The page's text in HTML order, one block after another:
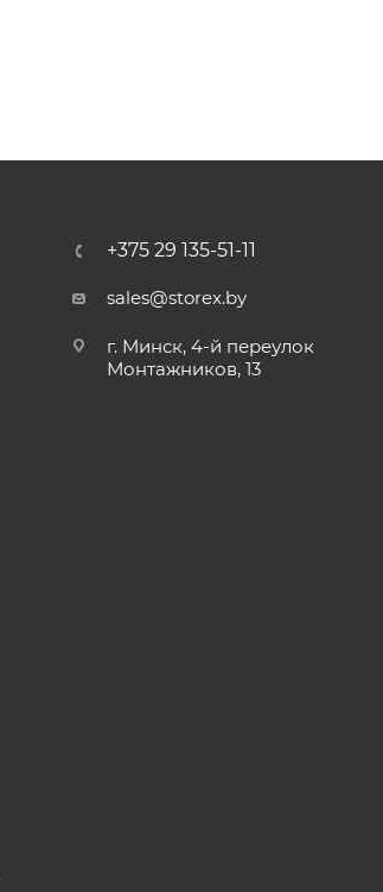
+375 29 135-51-11
sales@storex.by
г. Минск, 4-й переулок
Монтажников, 13